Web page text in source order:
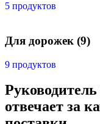
5 продуктов
Для дорожек (9)
9 продуктов
отвечает за